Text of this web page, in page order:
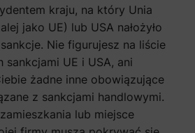
kraju, na który Unia
jako UE) lub USA nałożyło
Nie figurujesz na liście
sankcjami UE i USA, ani
żadne inne obowiązujące
z sankcjami handlowymi.
lub miejsce